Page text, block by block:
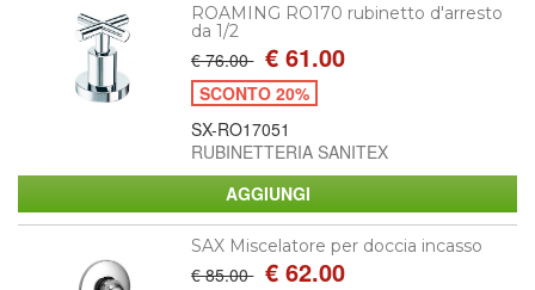
ROAMING RO170 rubinetto d'arresto
da 1/2
€ 76.00 € 61.00
SCONTO 20%
SX-RO17051
RUBINETTERIA SANITEX
SAX Miscelatore per doccia incasso
€ 85.00 € 62.00